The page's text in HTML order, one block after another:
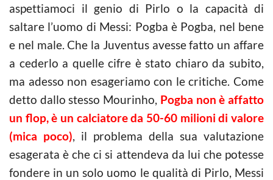
aspettiamoci il genio di Pirlo o la capacità di
saltare l’uomo di Messi: Pogba è Pogba, nel bene
e nel male. Che la Juventus avesse fatto un affare
a cederlo a quelle cifre è stato chiaro da subito,
ma adesso non esageriamo con le critiche. Come
detto dallo stesso Mourinho, Pogba non è affatto
un flop, è un calciatore da 50-60 milioni di valore
(mica poco), il problema della sua valutazione
esagerata è che ci si attendeva da lui che potesse
fondere in un solo uomo le qualità di Pirlo, Messi